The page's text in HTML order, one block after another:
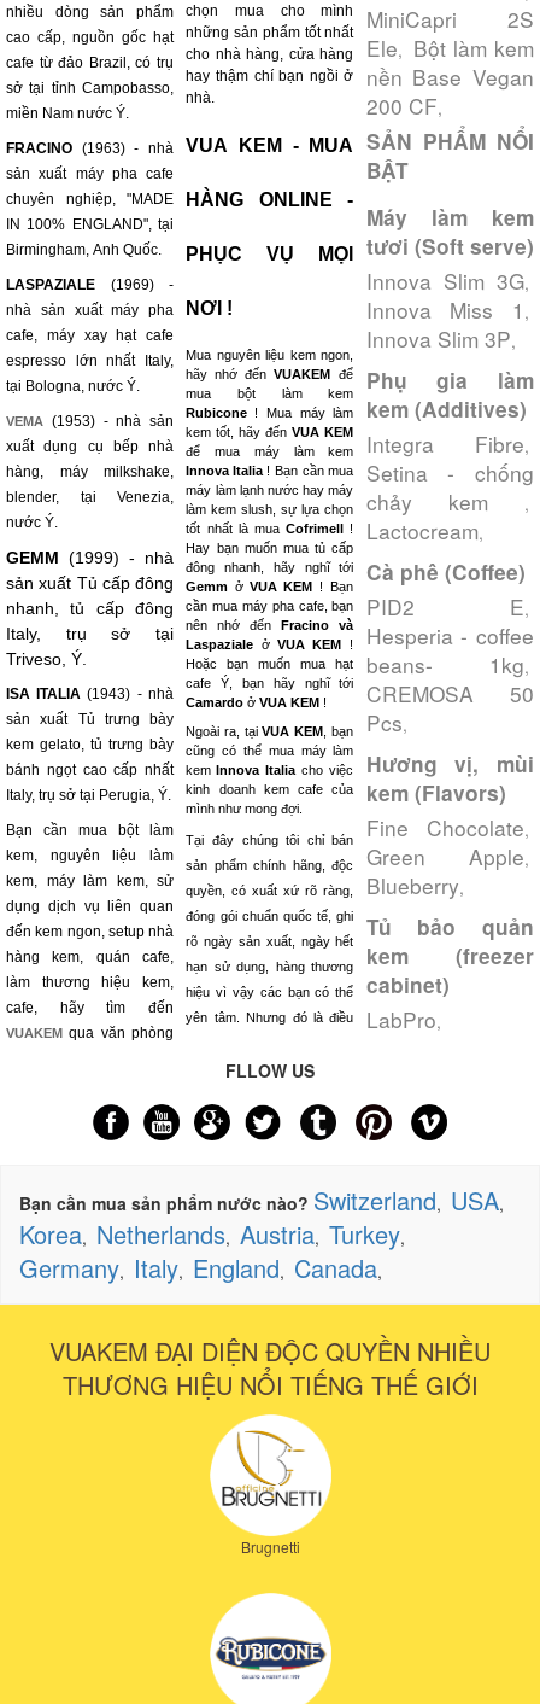
nhiều dòng sản phẩm
cao cấp, nguồn gốc hạt
cafe từ đảo Brazil, có trụ
sở tại tỉnh Campobasso,
miền Nam nước Ý.
FRACINO (1963) - nhà
sản xuất máy pha cafe
chuyên nghiệp, "MADE
IN 100% ENGLAND", tại
Birmingham, Anh Quốc.
LASPAZIALE (1969) -
nhà sản xuất máy pha
cafe, máy xay hạt cafe
espresso lớn nhất Italy,
tại Bologna, nước Ý.
VEMA
(1953) - nhà sản
xuất dụng cụ bếp nhà
hàng, máy milkshake,
blender, tại Venezia,
nước Ý.
GEMM (1999) - nhà
sản xuất Tủ cấp đông
nhanh, tủ cấp đông
Italy, trụ sở tại
Triveso, Ý.
ISA ITALIA (1943) - nhà
sản xuất Tủ trưng bày
kem gelato, tủ trưng bày
bánh ngọt cao cấp nhất
Italy, trụ sở tại Perugia, Ý.
Bạn cần mua bột làm
kem, nguyên liệu làm
kem, máy làm kem, sử
dụng dịch vụ liên quan
đến kem ngon, setup nhà
hàng kem, quán cafe,
làm thương hiệu kem,
cafe, hãy tìm đến
VUAKEM qua văn phòng
chọn mua cho mình
những sản phẩm tốt nhất
cho nhà hàng, cửa hàng
hay thậm chí bạn ngồi ở
nhà.
VUA KEM - MUA
HÀNG ONLINE -
PHỤC VỤ MỌI
NƠI !
Mua nguyên liệu kem ngon,
hãy nhớ đếnVUAKEM
để
mua bột làm kem
Rubicone ! Mua máy làm
kem tốt, hãy đếnVUA KEM
để mua máy làm kem
Innova Italia ! Bạn cần mua
máy làm lạnh nước hay máy
làm kem slush, sự lựa chọn
tốt nhất là muaCofrimell
!
Hay bạn muốn mua tủ cấp
đông nhanh, hãy nghĩ tới
Gemm ởVUA KEM
! Bạn
cần mua máy pha cafe, bạn
nên nhớ đến
Fracino và
Laspaziale ởVUA KEM
!
Hoặc bạn muốn mua hạt
cafe Ý, bạn hãy nghĩ tới
Camardo ởVUA KEM !
Ngoài ra, tạiVUA KEM
, bạn
cũng có thể mua máy làm
kem Innova Italia cho việc
kinh doanh kem cafe của
mình như mong đợi.
Tại đây chúng tôi chỉ bán
sản phẩm chính hãng, độc
quyền, có xuất xứ rõ ràng,
đóng gói chuẩn quốc tế, ghi
rõ ngày sản xuất, ngày hết
hạn sử dụng, hàng thương
hiệu vì vậy các bạn có thể
yên tâm. Nhưng đó là điều
MiniCapri 2S
Ele, Bột làm kem
nền Base Vegan
200 CF,
SẢN PHẨM NỔI
BẬT
Máy làm kem
tươi (Soft serve)
Innova Slim 3G,
Innova Miss 1 ,
Innova Slim 3P,
Phụ gia làm
kem (Additives)
Integra Fibre,
Setina - chống
chảy kem
,
Lactocream,
Cà phê (Coffee)
PID2 E,
Hesperia - coffee
beans- 1kg,
CREMOSA 50
Pcs,
Hương vị, mùi
kem (Flavors)
Fine Chocolate,
Green Apple,
Blueberry,
Tủ bảo quản
kem (freezer
cabinet)
LabPro,
FLLOW US
Bạn cần mua sản phẩm nước nào? Switzerland, USA,
Korea, Netherlands, Austria, Turkey,
Germany, Italy, England, Canada,
VUAKEM ĐẠI DIỆN ĐỘC QUYỀN NHIỀU
THƯƠNG HIỆU NỔI TIẾNG THẾ GIỚI
Brugnetti